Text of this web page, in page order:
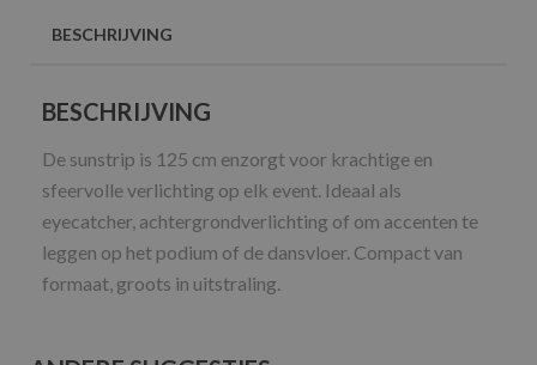
BESCHRIJVING
BESCHRIJVING
De sunstrip is 125 cm enzorgt voor krachtige en
sfeervolle verlichting op elk event. Ideaal als
eyecatcher, achtergrondverlichting of om accenten te
leggen op het podium of de dansvloer. Compact van
formaat, groots in uitstraling.